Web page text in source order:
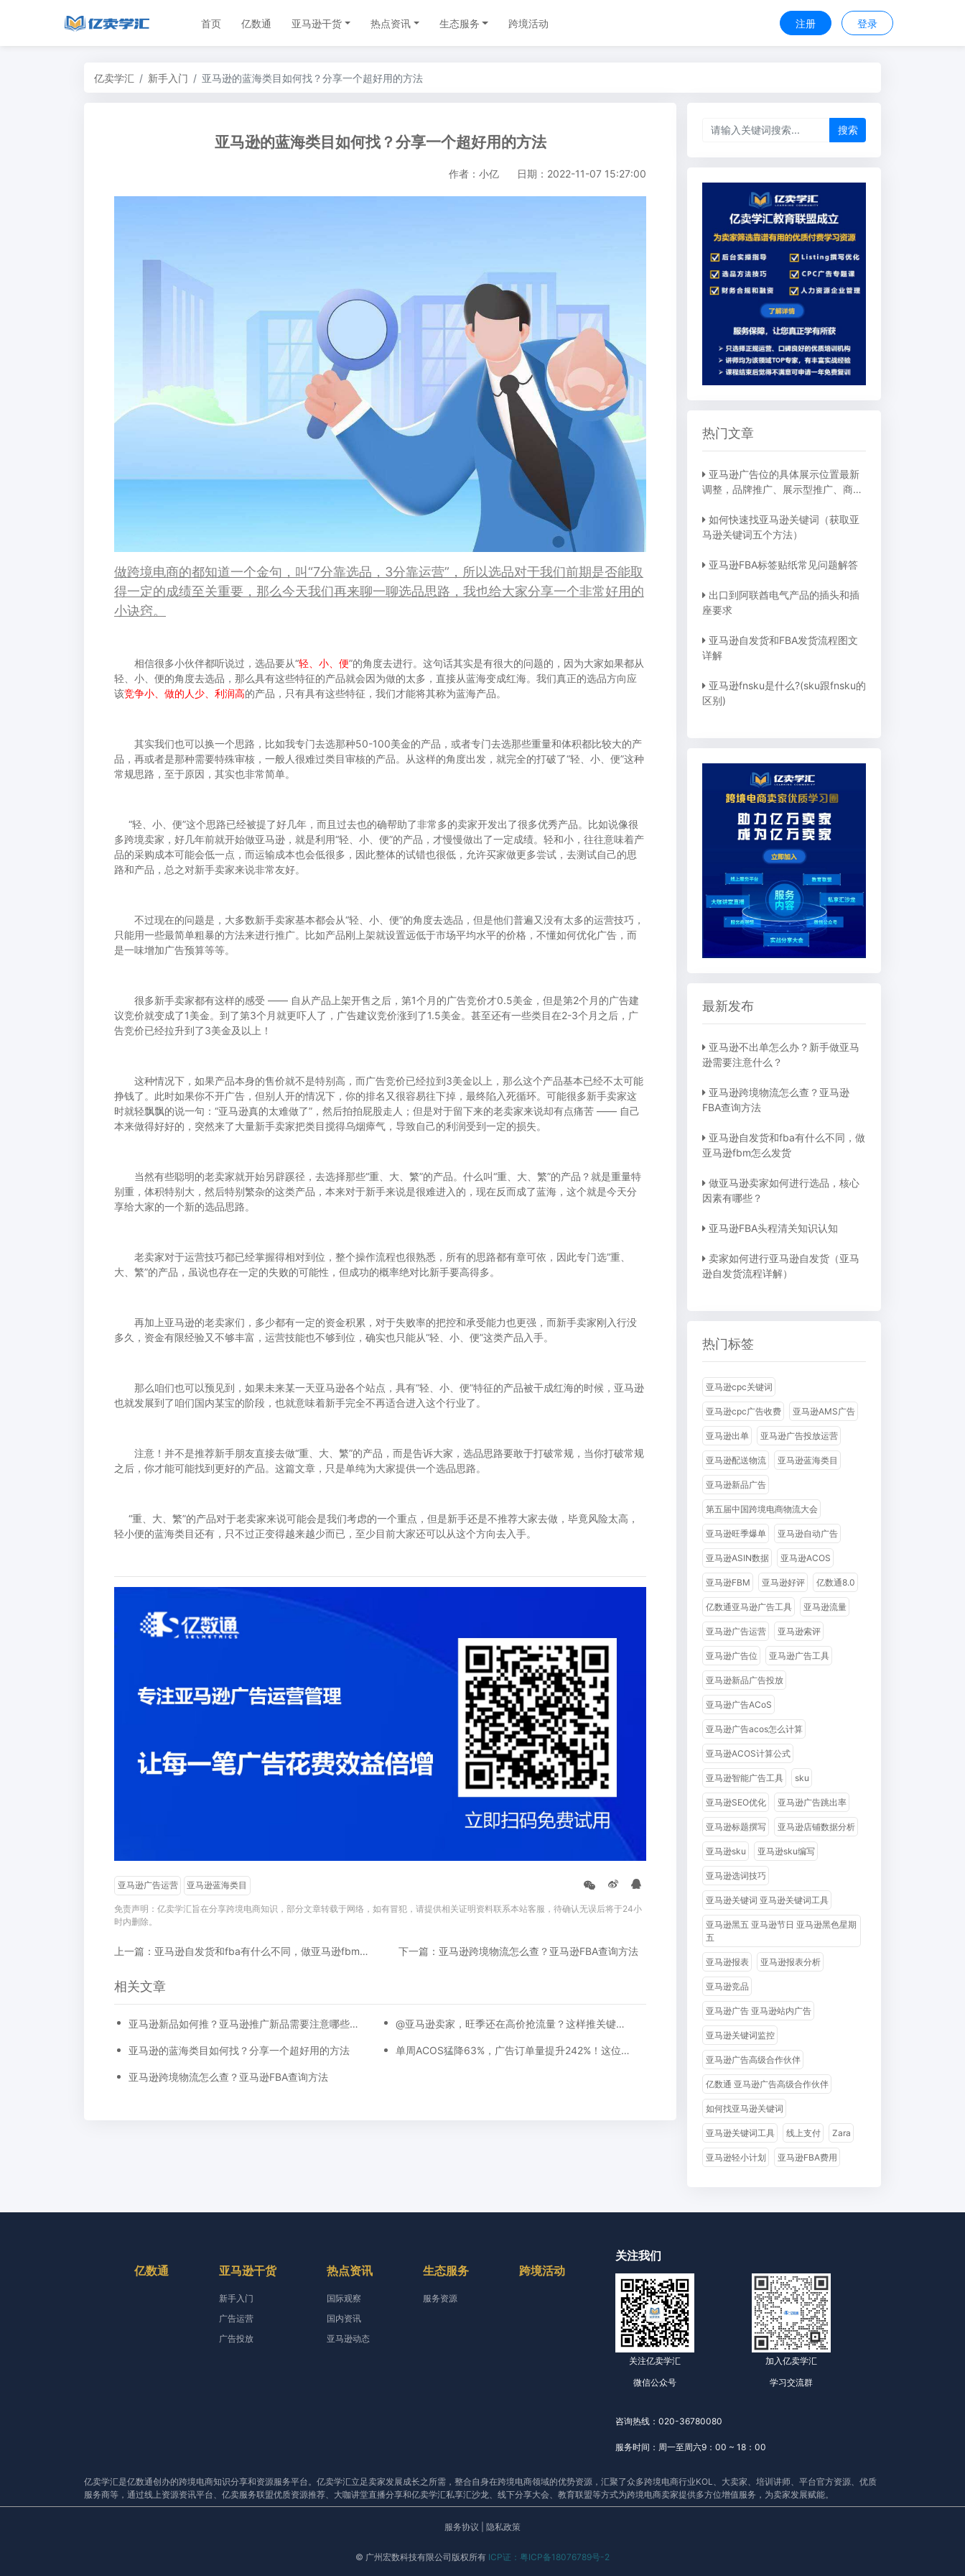
首页 亿数通 亚马逊干货 热点资讯 生态服务 跨境活动 注册 登录
亿卖学汇 新手入门 亚马逊的蓝海类目如何找？分享一个超好用的方法
亚马逊的蓝海类目如何找？分享一个超好用的方法
作者：小亿 日期：2022-11-07 15:27:00
做跨境电商的都知道一个金句，叫“7分靠选品，3分靠运营”，所以选品对于我们前期是否能取
得一定的成绩至关重要，那么今天我们再来聊一聊选品思路，我也给大家分享一个非常好用的
小诀窍。
相信很多小伙伴都听说过，选品要从“轻、小、便”的角度去进行。这句话其实是有很大的问题的，因为大家如果都从
轻、小、便的角度去选品，那么具有这些特征的产品就会因为做的太多，直接从蓝海变成红海。我们真正的选品方向应
该竞争小、做的人少、利润高的产品，只有具有这些特征，我们才能将其称为蓝海产品。
其实我们也可以换一个思路，比如我专门去选那种50-100美金的产品，或者专门去选那些重量和体积都比较大的产
品，再或者是那种需要特殊审核，一般人很难过类目审核的产品。从这样的角度出发，就完全的打破了“轻、小、便”这种
常规思路，至于原因，其实也非常简单。
“轻、小、便”这个思路已经被提了好几年，而且过去也的确帮助了非常多的卖家开发出了很多优秀产品。比如说像很
多跨境卖家，好几年前就开始做亚马逊，就是利用“轻、小、便”的产品，才慢慢做出了一定成绩。轻和小，往往意味着产
品的采购成本可能会低一点，而运输成本也会低很多，因此整体的试错也很低，允许买家做更多尝试，去测试自己的思
路和产品，总之对新手卖家来说非常友好。
不过现在的问题是，大多数新手卖家基本都会从“轻、小、便”的角度去选品，但是他们普遍又没有太多的运营技巧，
只能用一些最简单粗暴的方法来进行推广。比如产品刚上架就设置远低于市场平均水平的价格，不懂如何优化广告，而
是一味增加广告预算等等。
很多新手卖家都有这样的感受 —— 自从产品上架开售之后，第1个月的广告竞价才0.5美金，但是第2个月的广告建
议竞价就变成了1美金。到了第3个月就更吓人了，广告建议竞价涨到了1.5美金。甚至还有一些类目在2-3个月之后，广
告竞价已经拉升到了3美金及以上！
这种情况下，如果产品本身的售价就不是特别高，而广告竞价已经拉到3美金以上，那么这个产品基本已经不太可能
挣钱了。此时如果你不开广告，但别人开的情况下，你的排名又很容易往下掉，最终陷入死循环。可能很多新手卖家这
时就轻飘飘的说一句：“亚马逊真的太难做了”，然后拍拍屁股走人；但是对于留下来的老卖家来说却有点痛苦 —— 自己
本来做得好好的，突然来了大量新手卖家把类目搅得乌烟瘴气，导致自己的利润受到一定的损失。
当然有些聪明的老卖家就开始另辟蹊径，去选择那些“重、大、繁”的产品。什么叫“重、大、繁”的产品？就是重量特
别重，体积特别大，然后特别繁杂的这类产品，本来对于新手来说是很难进入的，现在反而成了蓝海，这个就是今天分
享给大家的一个新的选品思路。
老卖家对于运营技巧都已经掌握得相对到位，整个操作流程也很熟悉，所有的思路都有章可依，因此专门选“重、
大、繁”的产品，虽说也存在一定的失败的可能性，但成功的概率绝对比新手要高得多。
再加上亚马逊的老卖家们，多少都有一定的资金积累，对于失败率的把控和承受能力也更强，而新手卖家刚入行没
多久，资金有限经验又不够丰富，运营技能也不够到位，确实也只能从“轻、小、便”这类产品入手。
那么咱们也可以预见到，如果未来某一天亚马逊各个站点，具有“轻、小、便”特征的产品被干成红海的时候，亚马逊
也就发展到了咱们国内某宝的阶段，也就意味着新手完全不再适合进入这个行业了。
注意！并不是推荐新手朋友直接去做“重、大、繁”的产品，而是告诉大家，选品思路要敢于打破常规，当你打破常规
之后，你才能可能找到更好的产品。这篇文章，只是单纯为大家提供一个选品思路。
“重、大、繁”的产品对于老卖家来说可能会是我们考虑的一个重点，但是新手还是不推荐大家去做，毕竟风险太高，
轻小便的蓝海类目还有，只不过正变得越来越少而已，至少目前大家还可以从这个方向去入手。
亚马逊广告运营 亚马逊蓝海类目
免责声明：亿卖学汇旨在分享跨境电商知识，部分文章转载于网络，如有冒犯，请提供相关证明资料联系本站客服，待确认无误后将于24小
时内删除。
上一篇：亚马逊自发货和fba有什么不同，做亚马逊fbm怎么发货 下一篇：亚马逊跨境物流怎么查？亚马逊FBA查询方法
相关文章
亚马逊新品如何推？亚马逊推广新品需要注意哪些问题？
亚马逊的蓝海类目如何找？分享一个超好用的方法
亚马逊跨境物流怎么查？亚马逊FBA查询方法
@亚马逊卖家，旺季还在高价抢流量？这样推关键词排名有奇效！
单周ACOS猛降63%，广告订单量提升242%！这位卖家是如何做到的？
搜索
热门文章
亚马逊广告位的具体展示位置最新
调整，品牌推广、展示型推广、商品
如何快速找亚马逊关键词（获取亚
马逊关键词五个方法）
亚马逊FBA标签贴纸常见问题解答
出口到阿联酋电气产品的插头和插
座要求
亚马逊自发货和FBA发货流程图文
详解
亚马逊fnsku是什么?(sku跟fnsku的
区别)
最新发布
亚马逊不出单怎么办？新手做亚马
逊需要注意什么？
亚马逊跨境物流怎么查？亚马逊
FBA查询方法
亚马逊自发货和fba有什么不同，做
亚马逊fbm怎么发货
做亚马逊卖家如何进行选品，核心
因素有哪些？
亚马逊FBA头程清关知识认知
卖家如何进行亚马逊自发货（亚马
逊自发货流程详解）
热门标签
亚马逊cpc关键词
亚马逊cpc广告收费 亚马逊AMS广告
亚马逊出单 亚马逊广告投放运营
亚马逊配送物流 亚马逊蓝海类目
亚马逊新品广告
第五届中国跨境电商物流大会
亚马逊旺季爆单 亚马逊自动广告
亚马逊ASIN数据 亚马逊ACOS
亚马逊FBM 亚马逊好评 亿数通8.0
亿数通亚马逊广告工具 亚马逊流量
亚马逊广告运营 亚马逊索评
亚马逊广告位 亚马逊广告工具
亚马逊新品广告投放
亚马逊广告ACoS
亚马逊广告acos怎么计算
亚马逊ACOS计算公式
亚马逊智能广告工具 sku
亚马逊SEO优化 亚马逊广告跳出率
亚马逊标题撰写 亚马逊店铺数据分析
亚马逊sku 亚马逊sku编写
亚马逊选词技巧
亚马逊关键词 亚马逊关键词工具
亚马逊黑五 亚马逊节日 亚马逊黑色星期
五
亚马逊报表 亚马逊报表分析
亚马逊竞品
亚马逊广告 亚马逊站内广告
亚马逊关键词监控
亚马逊广告高级合作伙伴
亿数通 亚马逊广告高级合作伙伴
如何找亚马逊关键词
亚马逊关键词工具 线上支付 Zara
亚马逊轻小计划 亚马逊FBA费用
亿数通 亚马逊干货
新手入门
广告运营
广告投放
热点资讯
国际观察
国内资讯
亚马逊动态
生态服务
服务资源
跨境活动
关注我们
关注亿卖学汇
微信公众号
加入亿卖学汇
学习交流群
咨询热线：020-36780080
服务时间：周一至周六9：00 ~ 18：00
亿卖学汇是亿数通创办的跨境电商知识分享和资源服务平台。亿卖学汇立足卖家发展成长之所需，整合自身在跨境电商领域的优势资源，汇聚了众多跨境电商行业KOL、大卖家、培训讲师、平台官方资源、优质
服务商等，通过线上资源资讯平台、亿卖服务联盟优质资源推荐、大咖讲堂直播分享和亿卖学汇私享汇沙龙、线下分享大会、教育联盟等方式为跨境电商卖家提供多方位增值服务，为卖家发展赋能。
服务协议 隐私政策
© 广州宏数科技有限公司版权所有 ICP证：粤ICP备18076789号-2